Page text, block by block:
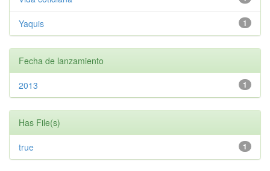
1
Yaquis
Fecha de lanzamiento
1
2013
Has File(s)
1
true